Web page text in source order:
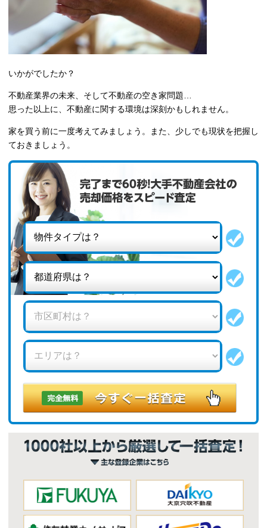
いかがでしたか？
不動産業界の未来、そして不動産の空き家問題…
思った以上に、不動産に関する環境は深刻かもしれません。
家を買う前に一度考えてみましょう。また、少しでも現状を把握し
ておきましょう。